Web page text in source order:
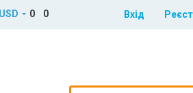
USD 0 0 Вхід